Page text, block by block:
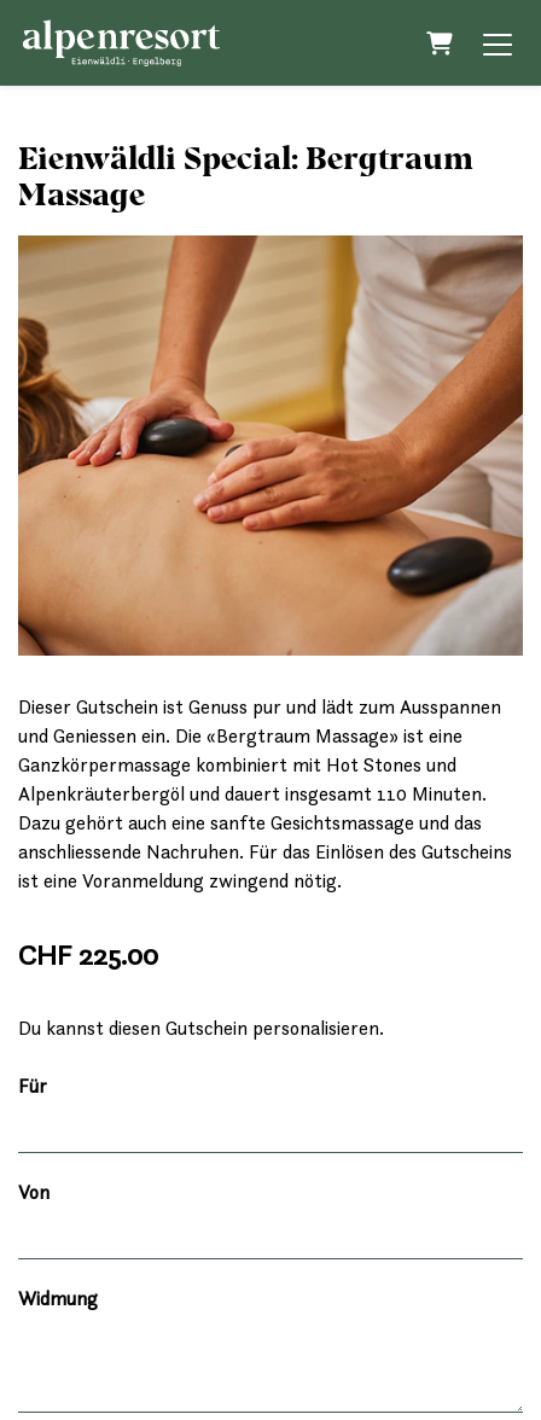
Eienwäldli Special: Bergtraum
Massage
Dieser Gutschein ist Genuss pur und lädt zum Ausspannen
und Geniessen ein. Die «Bergtraum Massage» ist eine
Ganzkörpermassage kombiniert mit Hot Stones und
Alpenkräuterbergöl und dauert insgesamt 110 Minuten.
Dazu gehört auch eine sanfte Gesichtsmassage und das
anschliessende Nachruhen. Für das Einlösen des Gutscheins
ist eine Voranmeldung zwingend nötig.
CHF 225.00
Du kannst diesen Gutschein personalisieren.
Für
Von
Widmung